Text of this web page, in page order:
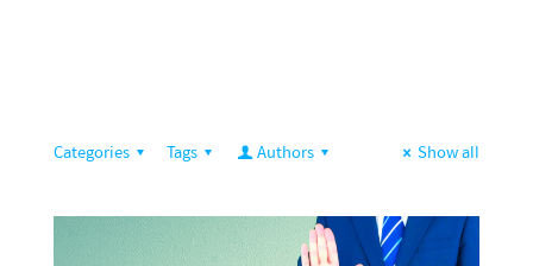
Categories Tags Authors Show all